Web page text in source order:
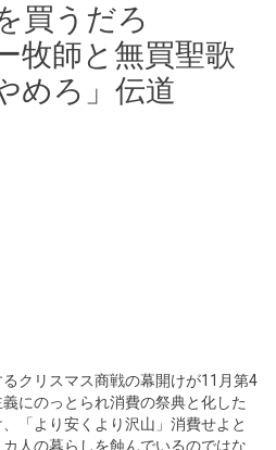
買うだろ
師と無買聖歌
めろ」伝道
クリスマス商戦の幕開けが11月第4
にのっとられ消費の祭典と化した
「より安くより沢山」消費せよと
人の暮らしを蝕んでいるのではな